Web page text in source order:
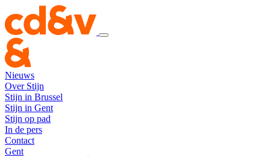
Nieuws
Over Stijn
Stijn in Brussel
Stijn in Gent
Stijn op pad
In de pers
Contact
Gent